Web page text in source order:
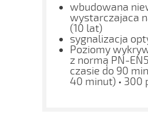
wbudowana
wystarczajaca
(10 lat)
sygnalizacja
Poziomy
z normą PN-
czasie do 90
40 minut) • 300